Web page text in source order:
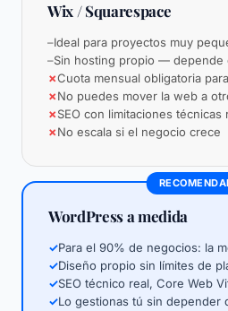
Wix / Squarespace
–Ideal para proyectos muy
–Sin hosting propio — depende
✗Cuota mensual obligatoria
✗No puedes mover la web a
✗SEO con limitaciones técnicas
✗No escala si el negocio crece
WordPress a medida
✓Para el 90% de negocios: la
✓Diseño propio sin límites de
✓SEO técnico real, Core Web
✓Lo gestionas tú sin depender